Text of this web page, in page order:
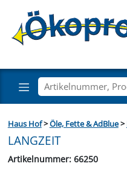
Haus Hof>Öle, Fette & AdBlue>
LANGZEIT
Artikelnummer: 66250